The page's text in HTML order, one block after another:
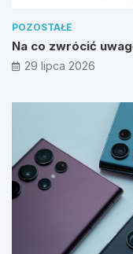
POZOSTAŁE
Na co zwrócić
29 lipca 2026